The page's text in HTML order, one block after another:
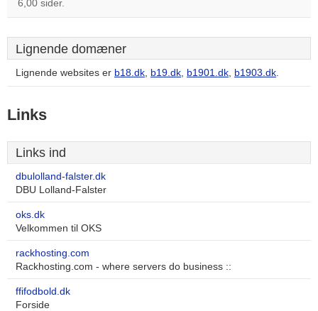
6,00 sider.
Lignende domæner
Lignende websites er b18.dk, b19.dk, b1901.dk, b1903.dk.
Links
Links ind
dbulolland-falster.dk
DBU Lolland-Falster
oks.dk
Velkommen til OKS
rackhosting.com
Rackhosting.com - where servers do business ::
ffifodbold.dk
Forside